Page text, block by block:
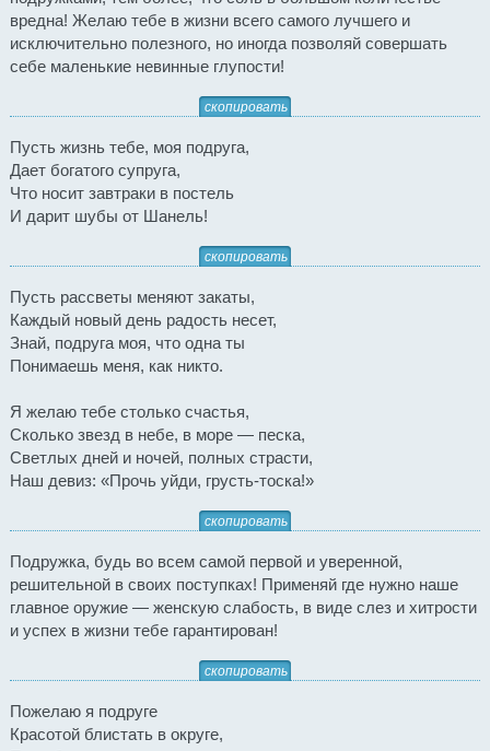
вредна! Желаю тебе в жизни всего самого лучшего и
исключительно полезного, но иногда позволяй совершать
себе маленькие невинные глупости!
скопировать
Пусть жизнь тебе, моя подруга,
Дает богатого супруга,
Что носит завтраки в постель
И дарит шубы от Шанель!
скопировать
Пусть рассветы меняют закаты,
Каждый новый день радость несет,
Знай, подруга моя, что одна ты
Понимаешь меня, как никто.
Я желаю тебе столько счастья,
Сколько звезд в небе, в море — песка,
Светлых дней и ночей, полных страсти,
Наш девиз: «Прочь уйди, грусть-тоска!»
скопировать
Подружка, будь во всем самой первой и уверенной,
решительной в своих поступках! Применяй где нужно наше
главное оружие — женскую слабость, в виде слез и хитрости
и успех в жизни тебе гарантирован!
скопировать
Пожелаю я подруге
Красотой блистать в округе,